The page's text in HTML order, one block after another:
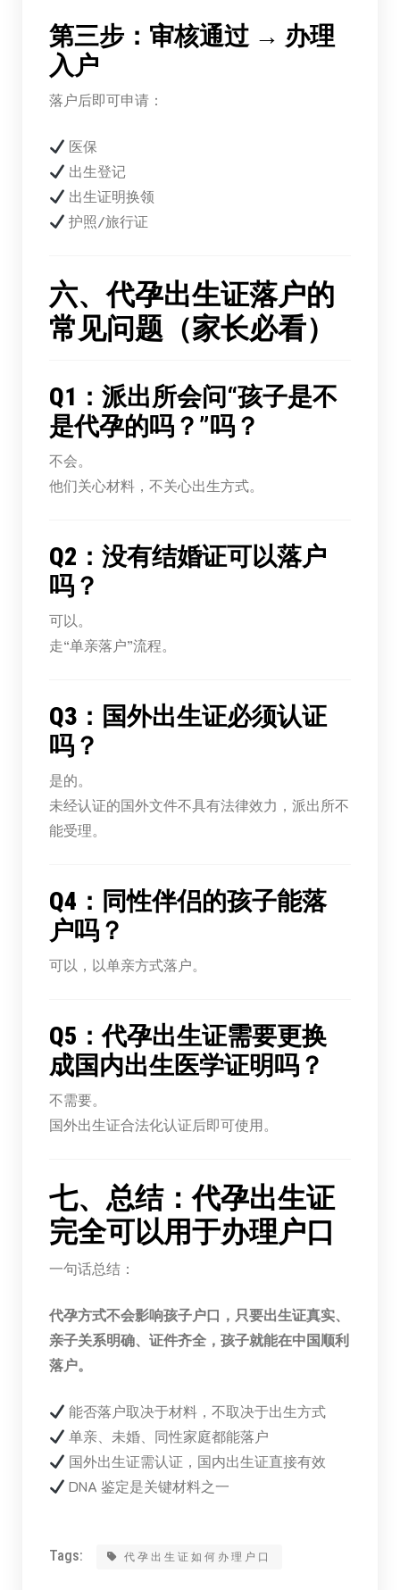
第三步：审核通过 → 办理
入户
落户后即可申请：
医保
出生登记
出生证明换领
护照/旅行证
六、代孕出生证落户的
常见问题（家长必看）
Q1：派出所会问“孩子是不
是代孕的吗？”吗？
不会。
他们关心材料，不关心出生方式。
Q2：没有结婚证可以落户
吗？
可以。
走“单亲落户”流程。
Q3：国外出生证必须认证
吗？
是的。
未经认证的国外文件不具有法律效力，派出所不
能受理。
Q4：同性伴侣的孩子能落
户吗？
可以，以单亲方式落户。
Q5：代孕出生证需要更换
成国内出生医学证明吗？
不需要。
国外出生证合法化认证后即可使用。
七、总结：代孕出生证
完全可以用于办理户口
一句话总结：
代孕方式不会影响孩子户口，只要出生证真实、
亲子关系明确、证件齐全，孩子就能在中国顺利
落户。
能否落户取决于材料，不取决于出生方式
单亲、未婚、同性家庭都能落户
国外出生证需认证，国内出生证直接有效
DNA 鉴定是关键材料之一
Tags: 代孕出生证如何办理户口